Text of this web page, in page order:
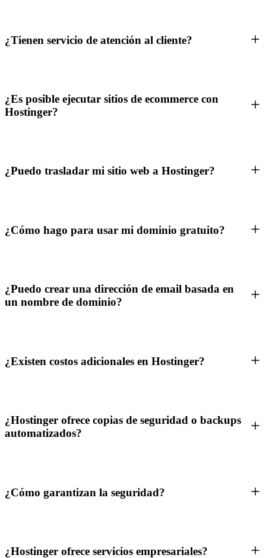
¿Tienen servicio de atención al cliente?
¿Es posible ejecutar sitios de ecommerce con
Hostinger?
¿Puedo trasladar mi sitio web a Hostinger?
¿Cómo hago para usar mi dominio gratuito?
¿Puedo crear una dirección de email basada en
un nombre de dominio?
¿Existen costos adicionales en Hostinger?
¿Hostinger ofrece copias de seguridad o backups
automatizados?
¿Cómo garantizan la seguridad?
¿Hostinger ofrece servicios empresariales?